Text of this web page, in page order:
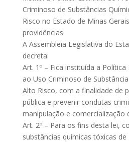
Criminoso de Substâncias
Risco no Estado de Minas
providências.
A Assembleia Legislativa do
decreta:
Art. 1º – Fica instituída a
ao Uso Criminoso de
Alto Risco, com a finalidade de
pública e prevenir condutas
manipulação e comercialização
Art. 2º – Para os fins desta lei,
substâncias químicas tóxicas